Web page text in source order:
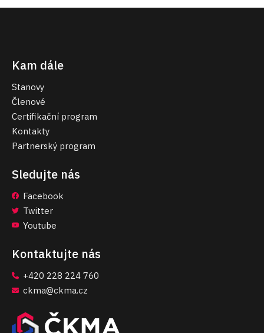
Kam dále
Stanovy
Členové
Certifikační program
Kontakty
Partnerský program
Sledujte nás
Facebook
Twitter
Youtube
Kontaktujte nás
+420 228 224 760
ckma@ckma.cz